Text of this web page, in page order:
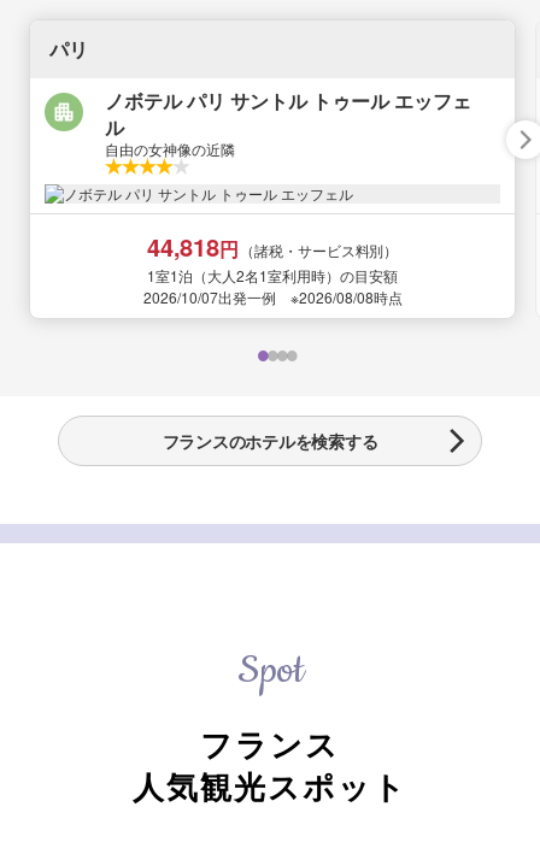
パリ
ノボテル パリ サントル トゥール エッフェ
ル
自由の女神像の近隣
44,818円 （諸税・サービス料別）
1室1泊（大人2名1室利用時）の目安額
2026/10/07出発一例 ※2026/08/08時点
フランスのホテルを検索する
Spot
フランス
人気観光スポット